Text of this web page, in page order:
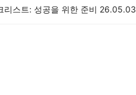
리스트: 성공을 위한 준비 26.05.03